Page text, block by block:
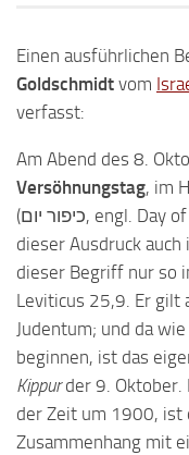
Einen ausführlichen
Goldschmidt vom
verfasst:
Am Abend des 8.
Versöhnungstag, im
(כיפור יום, engl. Day of Atonement). Manchmal erscheint
dieser Ausdruck auch
dieser Begriff nur so
Leviticus 25,9. Er gilt
Judentum; und da
beginnen, ist das
Kippurder 9. Oktober.
der Zeit um 1900, ist
Zusammenhang mit